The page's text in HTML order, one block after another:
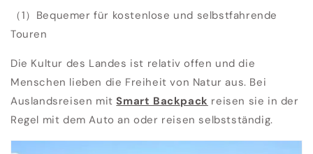
（1）Bequemer für kostenlose und selbstfahrende
Touren
Die Kultur des Landes ist relativ offen und die
Menschen lieben die Freiheit von Natur aus. Bei
Auslandsreisen mitSmart Backpack reisen sie in der
Regel mit dem Auto an oder reisen selbstständig.